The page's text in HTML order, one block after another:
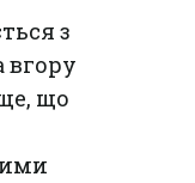
з
вгору
що